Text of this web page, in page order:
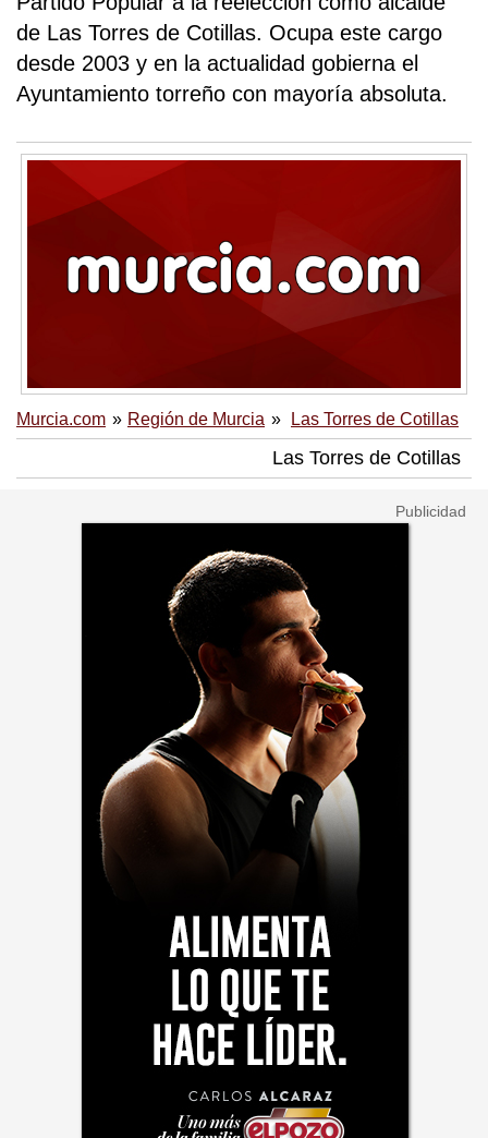
de Las Torres de Cotillas. Ocupa este cargo
desde 2003 y en la actualidad gobierna el
Ayuntamiento torreño con mayoría absoluta.
Murcia.com Región de Murcia Las Torres de Cotillas
Las Torres de Cotillas